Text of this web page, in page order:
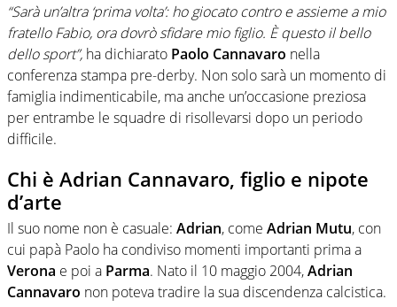
“Sarà un’altra ‘prima volta’: ho giocato contro e assieme a mio
fratello Fabio, ora dovrò sfidare mio figlio. È questo il bello
dello sport”, ha dichiarato Paolo Cannavaro nella
conferenza stampa pre-derby. Non solo sarà un momento di
famiglia indimenticabile, ma anche un’occasione preziosa
per entrambe le squadre di risollevarsi dopo un periodo
difficile.
Chi è Adrian Cannavaro, figlio e nipote
d’arte
Il suo nome non è casuale: Adrian, come Adrian Mutu, con
cui papà Paolo ha condiviso momenti importanti prima a
Verona e poi a Parma. Nato il 10 maggio 2004,Adrian
Cannavaro non poteva tradire la sua discendenza calcistica.